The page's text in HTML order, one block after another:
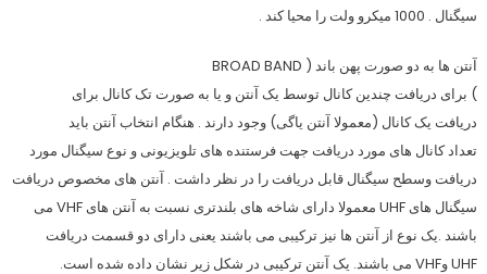
سیگنال . 1000 میکرو ولت را محیا کند .
آنتن ها به دو صورت پهن باند ( BROAD BAND
) برای دریافت چندین کانال توسط یک آنتن و یا به صورت تک کانال برای
دریافت یک کانال (معمولا آنتن یاگی) وجود دارند . هنگام انتخاب آنتن باید
تعداد کانال های مورد دریافت جهت فرستنده های تلویزیونی و نوع سیگنال مورد
دریافت وسطح سیگنال قابل دریافت را در نظر داشت . آنتن های مخصوص دریافت
سیگنال های UHF معمولا دارای شاخه های بلندتری نسبت به آنتن های VHF می
باشند .یک نوع از آنتن ها نیز ترکیبی می باشند یعنی دارای دو قسمت دریافت
UHF وVHF می باشند. یک آنتن ترکیبی در شکل زیر نشان داده شده است.